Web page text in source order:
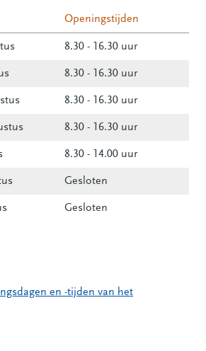
Openingstijden
8.30 - 16.30 uur
8.30 - 16.30 uur
8.30 - 16.30 uur
8.30 - 16.30 uur
8.30 - 14.00 uur
Gesloten
Gesloten
en -tijden van het